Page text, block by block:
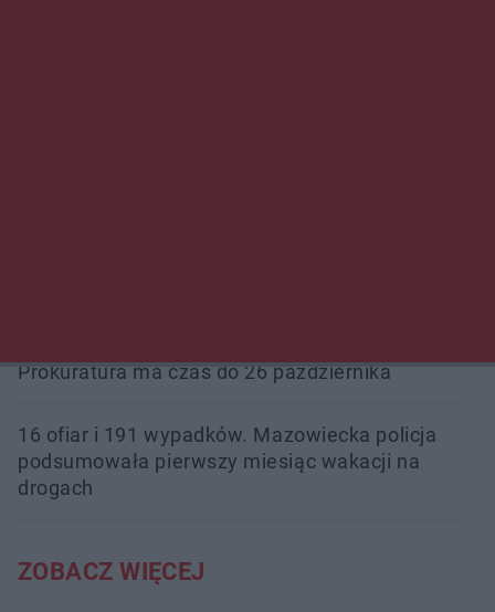
Prokuratura ma czas do 26 października
16 ofiar i 191 wypadków. Mazowiecka policja
podsumowała pierwszy miesiąc wakacji na
drogach
ZOBACZ WIĘCEJ